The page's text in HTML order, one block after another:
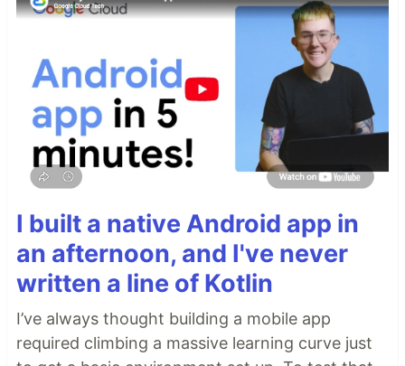
I built a native Android app in
an afternoon, and I've never
written a line of Kotlin
I’ve always thought building a mobile app
required climbing a massive learning curve just